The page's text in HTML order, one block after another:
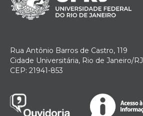
Rua Antônio Barros de Castro, 119
Cidade Universitária, Rio de Janeiro/RJ
CEP: 21941-853